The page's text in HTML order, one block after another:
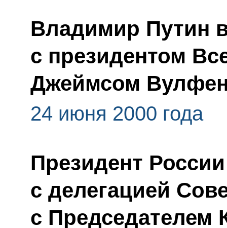
Владимир Путин
с президентом
Джеймсом
24 июня 2000 года
Президент
с делегацией
с Председателем